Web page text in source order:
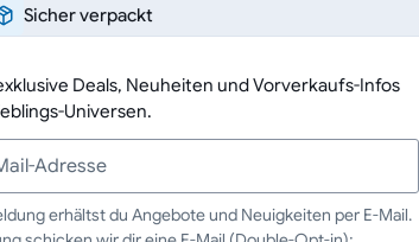
Sicher verpackt
Deals, Neuheiten und Vorverkaufs-Infos
Universen.
erhältst du Angebote und Neuigkeiten per E-Mail.